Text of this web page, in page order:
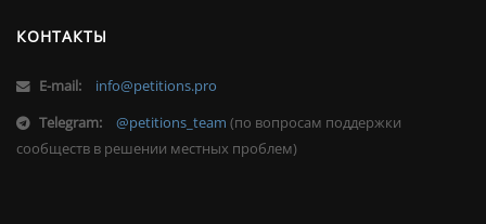
КОНТАКТЫ
E-mail:
info@petitions.pro
Telegram:
@petitions_team (по вопросам поддержки
сообществ в решении местных проблем)